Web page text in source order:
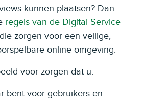
kunnen plaatsen? Dan
regels van de Digital Service
zorgen voor een veilige,
online omgeving.
voor zorgen dat u:
bent voor gebruikers en